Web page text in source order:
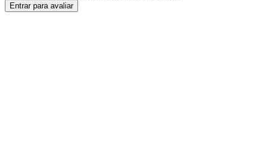
Entrar para avaliar